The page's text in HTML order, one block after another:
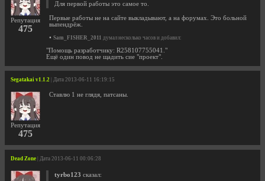
Репутация
475
Для первой работы это самое то.
Первые работы не на сайте выкладывают, а на форумах. Это больной
выпендрёж.
• Sam_FISHER_2011 думал несколько часов и добавил:
"Помощь разработчику: R258107755041."
Ещё один повод не щадить сие "проект".
Segatakai v1.1.2 | Дата 2013-06-11 16:19:15
Репутация
475
Ставлю 1 не глядя, патсаны.
Dead Zone | Дата 2013-06-11 00:06:28
tyrbo123 сказал: